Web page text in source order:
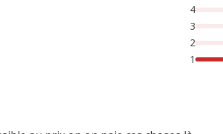
4
3
2
1